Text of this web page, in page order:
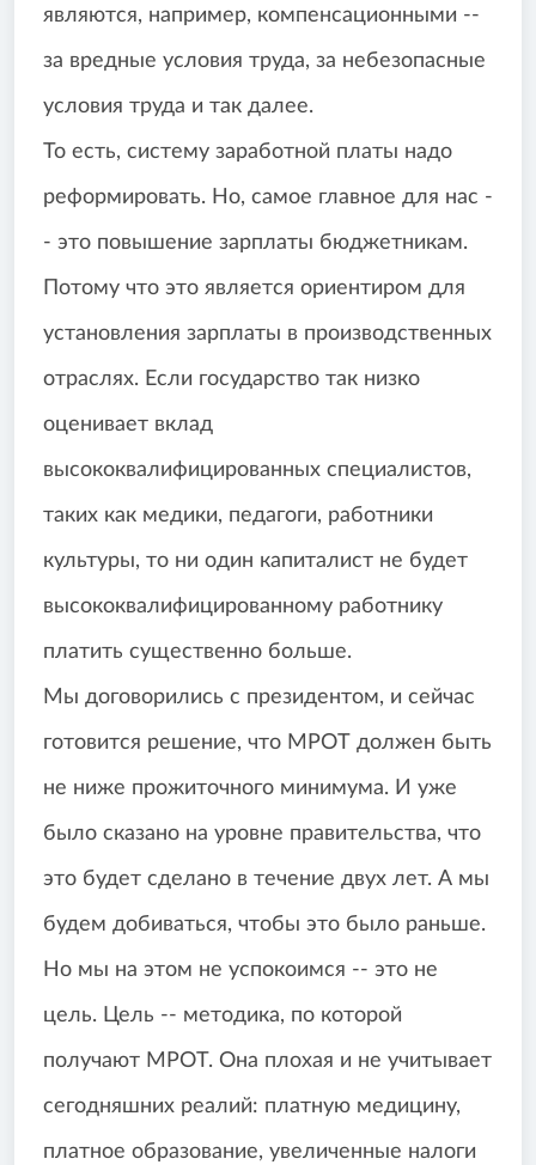
являются, например, компенсационными --
за вредные условия труда, за небезопасные
условия труда и так далее.
То есть, систему заработной платы надо
реформировать. Но, самое главное для нас -
- это повышение зарплаты бюджетникам.
Потому что это является ориентиром для
установления зарплаты в производственных
отраслях. Если государство так низко
оценивает вклад
высококвалифицированных специалистов,
таких как медики, педагоги, работники
культуры, то ни один капиталист не будет
высококвалифицированному работнику
платить существенно больше.
Мы договорились с президентом, и сейчас
готовится решение, что МРОТ должен быть
не ниже прожиточного минимума. И уже
было сказано на уровне правительства, что
это будет сделано в течение двух лет. А мы
будем добиваться, чтобы это было раньше.
Но мы на этом не успокоимся -- это не
цель. Цель -- методика, по которой
получают МРОТ. Она плохая и не учитывает
сегодняшних реалий: платную медицину,
платное образование, увеличенные налоги